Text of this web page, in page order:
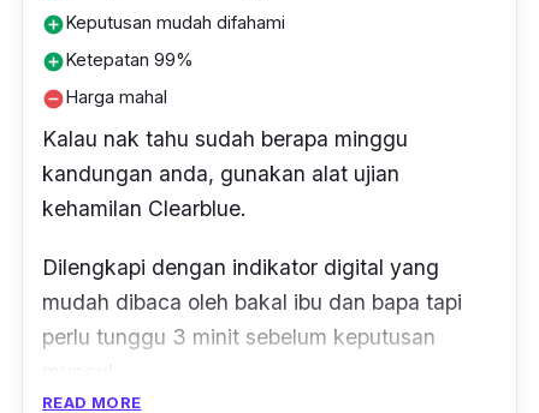
add_circleKeputusan mudah difahami
add_circleKetepatan 99%
remove_circleHarga mahal
Kalau nak tahu sudah berapa minggu
kandungan anda, gunakan alat ujian
kehamilan Clearblue.
Dilengkapi dengan indikator digital yang
mudah dibaca oleh bakal ibu dan bapa tapi
perlu tunggu 3 minit sebelum keputusan
muncul.
READ MORE